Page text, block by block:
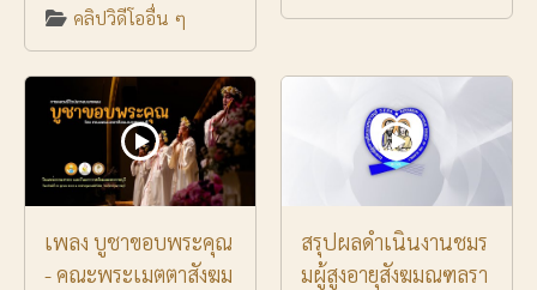
คลิปวิดีโออื่น ๆ
เพลง บูชาขอบพระคุณ
- คณะพระเมตตาสังฆม
สรุปผลดำเนินงานชมร
มผู้สูงอายุสังฆมณฑลรา